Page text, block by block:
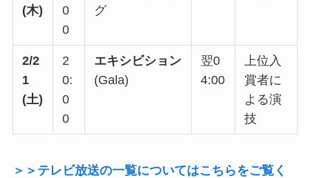
(木)
0
0
グ
2/2
1
(土)
2
0:
0
0
エキシビション
(Gala)
翌0
4:00
上位入
賞者に
よる演
技
＞＞テレビ放送の一覧についてはこちらをご覧く